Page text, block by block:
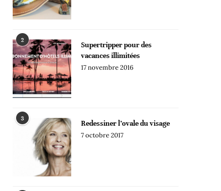
2
Supertripper pour des
vacances illimitées
17 novembre 2016
3
Redessiner l’ovale du visage
7 octobre 2017